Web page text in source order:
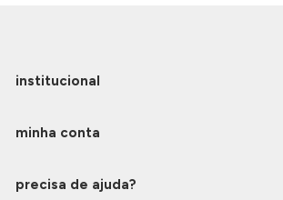
institucional
minha conta
precisa de ajuda?